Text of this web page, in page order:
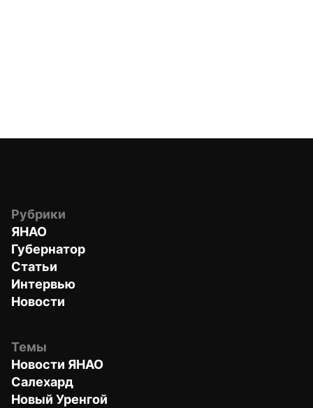
Рубрики
ЯНАО
Губернатор
Статьи
Интервью
Новости
Темы
Новости ЯНАО
Салехард
Новый Уренгой